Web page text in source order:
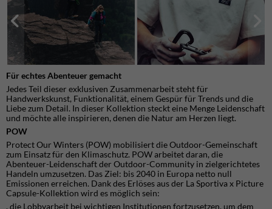
Für echtes Abenteuer gemacht
Jedes Teil dieser exklusiven Zusammenarbeit steht für
Handwerkskunst, Funktionalität, einem Gespür für Trends und die
Liebe zum Detail. In dieser Kollektion steckt eine Menge Leidenschaft
und möchte alle inspirieren, denen die Natur am Herzen liegt.
POW
Protect Our Winters (POW) mobilisiert die Outdoor-Gemeinschaft
zum Einsatz für den Klimaschutz. POW arbeitet daran, die
Abenteuer-Leidenschaft der Outdoor-Community in zielgerichtetes
Handeln umzusetzen. Das Ziel: bis 2040 in Europa netto null
Emissionen erreichen. Dank des Erlöses aus der La Sportiva x Picture
Capsule-Kollektion wird es möglich sein:
. die Lobbyarbeit bei wichtigen Institutionen fortzusetzen, um dem